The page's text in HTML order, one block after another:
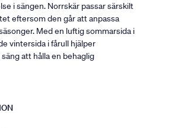
i sängen. Norrskär passar särskilt
eftersom den går att anpassa
Med en luftig sommarsida i
vintersida i fårull hjälper
att hålla en behaglig